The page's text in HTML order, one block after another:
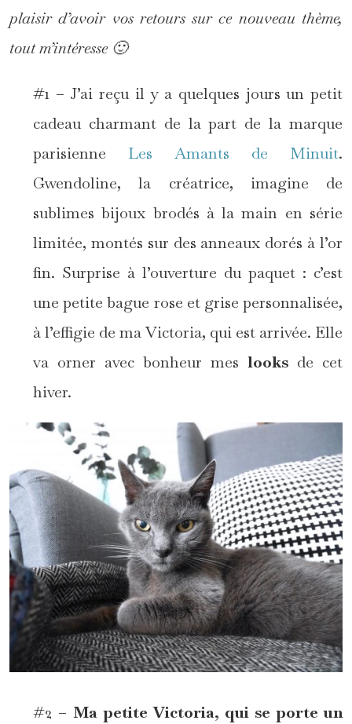
plaisir d’avoir vos retours sur ce nouveau thème,
tout m’intéresse 🙂
#1 – J’ai reçu il y a quelques jours un petit
cadeau charmant de la part de la marque
parisienne Les Amants de Minuit.
Gwendoline, la créatrice, imagine de
sublimes bijoux brodés à la main en série
limitée, montés sur des anneaux dorés à l’or
fin. Surprise à l’ouverture du paquet : c’est
une petite bague rose et grise personnalisée,
à l’effigie de ma Victoria, qui est arrivée. Elle
va orner avec bonheur mes looks de cet
hiver.
#2 –Ma petite Victoria, qui se porte un